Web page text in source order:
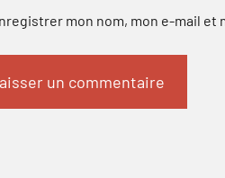
mon nom, mon e-mail et